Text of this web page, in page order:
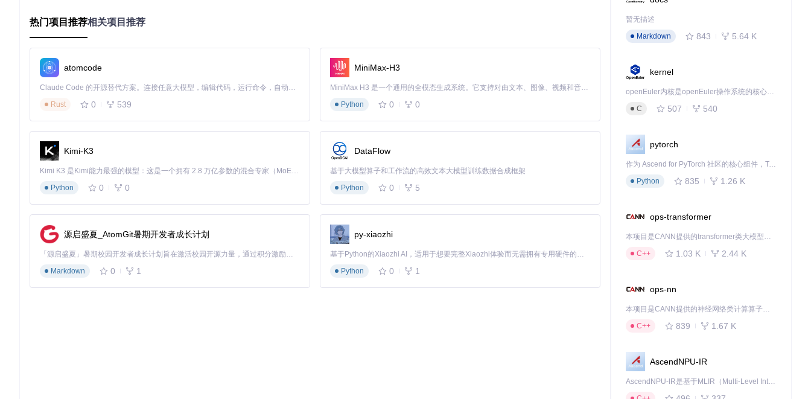
三、实战部署指南：从环境配置到功能验证
3.1 环境准备实施步骤
代码仓库获取：通过Git工具克隆项目代码
配置文件设置：复制环境模板文件并配置关键参数
3.2 核心功能启用技术原理
系统提供灵活的功能启用机制：
批量处理模式：支持多文档并行解析与知识入库
增量更新机制：仅处理新增文档，避免重复计算
混合检索配置：可切换向量优先、图优先或均衡模式
解析失败问题：检查文档格式完整性，复杂格式建议先转为PDF
性能瓶颈问题：根据硬件配置调整批处理大小与缓存策略
四、场景落地实践：行业应用与价值实现
热门项目推荐相关项目推荐
atomcode
Claude Code 的开源替代方案。连接任意大模型，编辑代码，运行命令，自动验证 — 全自动执行。用 Rust 构建，极致性能。 ｜ An open-source alternative to Claude Code. Connect any LLM, edit code, run commands, and verify changes — autonomously. Built in Rust for speed. Get Started
Rust
0 539
MiniMax-H3
MiniMax H3 是一个通用的全模态生成系统。它支持对由文本、图像、视频和音频组成的多模态上下文进行统一理解，并能生成分辨率高达 2K、时长可达 15 秒的带原生立体声音频的视频。得益于面向任务泛化的系统设计，H3 在预训练阶段就已具备广泛的多模态上下文理解与生成能力，能够出色地执行复杂的多模态指令。
Python
0 0
Kimi-K3
Kimi K3 是Kimi能力最强的模型：这是一个拥有 2.8 万亿参数的混合专家（MoE）模型，具备原生视觉理解能力，并支持 100 万 token 的上下文窗口。
Python
0 0
DataFlow
基于大模型算子和工作流的高效文本大模型训练数据合成框架
Python
0 5
源启盛夏_AtomGit暑期开发者成长计划
「源启盛夏」暑期校园开发者成长计划旨在激活校园开源力量，通过积分激励、认证扶持、资源倾斜等形式，引导高校组织和开发者完成「入驻 — 建项目 — 做贡献 — 获认证 — 得资源」的完整闭环。无论你是想带领社团入驻平台的组织者，还是希望用代码贡献证明自己的开发者，都能在这里找到属于你的成长路径。
Markdown
0 1
py-xiaozhi
基于Python的Xiaozhi AI，适用于想要完整Xiaozhi体验而无需拥有专用硬件的用户。
Python
0 1
暂无描述
Markdown
843 5.64 K
kernel
openEuler内核是openEuler操作系统的核心，既是系统性能与稳定性的基石，也是连接处理器、设备与服务的桥梁。
C
507 540
pytorch
作为 Ascend for PyTorch 社区的核心组件，TorchNPU 是昇腾专为 PyTorch 打造的深度学习适配插件，使 PyTorch 框架能够直接调用昇腾 NPU，为开发者提供昇腾 AI 处理器的超强算力。
Python
835 1.26 K
ops-transformer
本项目是CANN提供的transformer类大模型算子库，实现网络在NPU上加速计算。
C++
1.03 K 2.44 K
ops-nn
本项目是CANN提供的神经网络类计算算子库，实现网络在NPU上加速计算。
C++
839 1.67 K
AscendNPU-IR
AscendNPU-IR是基于MLIR（Multi-Level Intermediate Representation）构建的，面向昇腾亲和算子编译时使用的中间表示，提供昇腾完备表达能力，通过编译优化提升昇腾AI处理器计算效率，支持通过生态框架使能昇腾AI处理器与深度调优